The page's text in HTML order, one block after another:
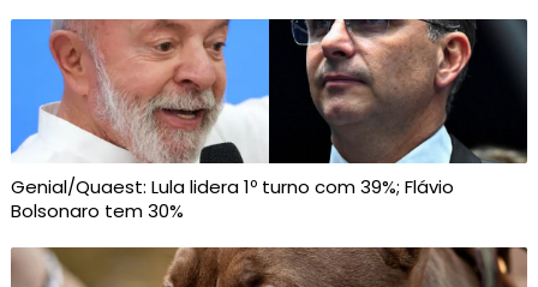
Genial/Quaest: Lula lidera 1º turno com 39%; Flávio
Bolsonaro tem 30%